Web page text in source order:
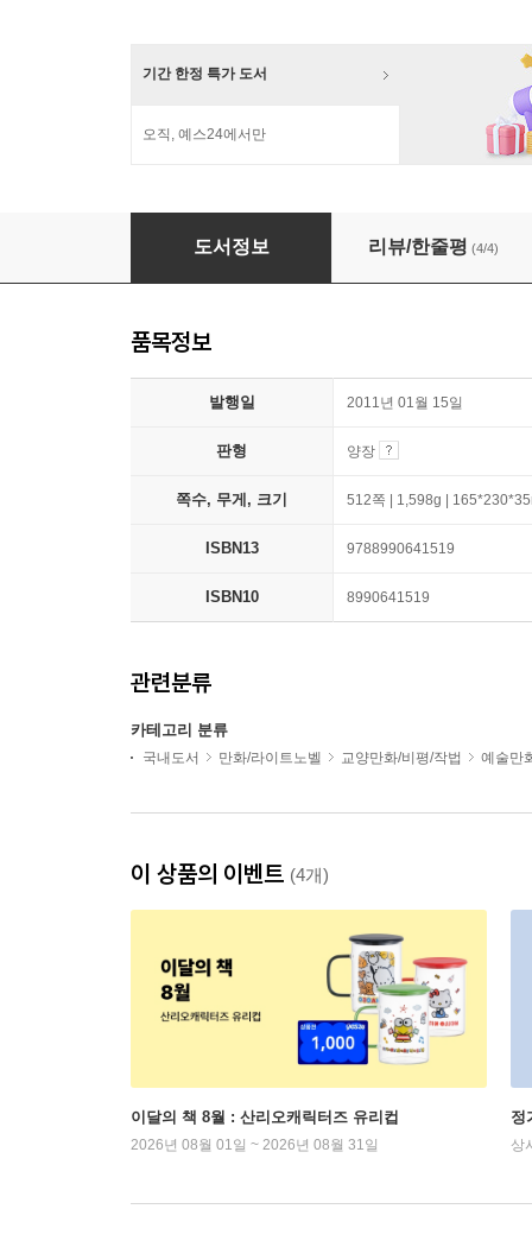
기간 한정 특가 도서
오직, 예스24에서만
에식스 카운티 (Essex County)
도서정보 리뷰/한줄평 (4/4)
품목정보
발행일 2011년 01월 15일
판형 양장
쪽수, 무게, 크기 512쪽 | 1,598g |
ISBN13 9788990641519
ISBN10 8990641519
관련분류
카테고리 분류
국내도서 만화/라이트노벨 교양만화/비평/작법 예술만
이 상품의 이벤트 (4개)
이달의 책 8월 : 산리오캐릭터즈 유리컵
2026년 08월 01일 ~ 2026년 08월 31일
정
상